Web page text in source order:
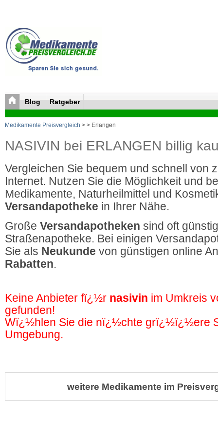
Blog Ratgeber
Medikamente Preisvergleich > > Erlangen
NASIVIN bei ERLANGEN billig
Vergleichen Sie bequem und schnell von
Internet. Nutzen Sie die Möglichkeit und
Medikamente, Naturheilmittel und
Versandapotheke in Ihrer Nähe.
Große Versandapotheken sind oft
Straßenapotheke. Bei einigen
Sie als Neukunde von günstigen online
Rabatten.
Keine Anbieter fï¿½r nasivin im Umkreis
gefunden!
Wï¿½hlen Sie die nï¿½chte grï¿½ï¿½ere
Umgebung.
weitere Medikamente im